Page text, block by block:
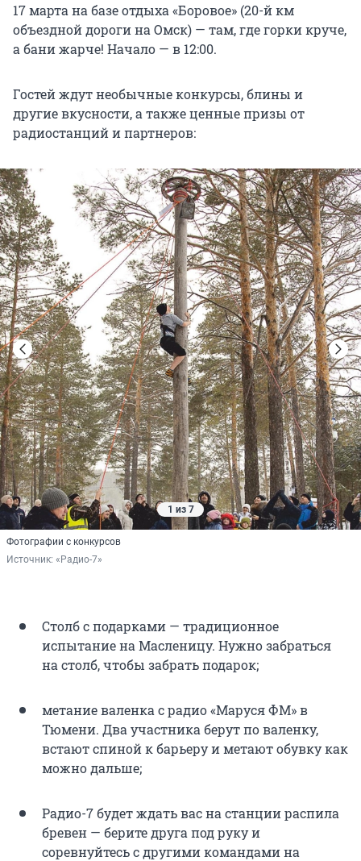
17 марта на базе отдыха «Боровое» (20-й км
объездной дороги на Омск) — там, где горки круче,
а бани жарче! Начало — в 12:00.
Гостей ждут необычные конкурсы, блины и
другие вкусности, а также ценные призы от
радиостанций и партнеров:
1 из 7
Фотографии с конкурсов
Источник: «Радио-7»
Столб с подарками — традиционное
испытание на Масленицу. Нужно забраться
на столб, чтобы забрать подарок;
метание валенка с радио «Маруся ФМ» в
Тюмени. Два участника берут по валенку,
встают спиной к барьеру и метают обувку как
можно дальше;
Радио-7 будет ждать вас на станции распила
бревен — берите друга под руку и
соревнуйтесь с другими командами на